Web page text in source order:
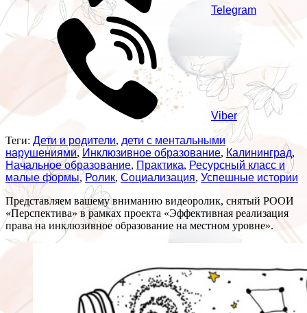
Telegram
Viber
Теги: Дети и родители, дети с ментальными
нарушениями, Инклюзивное образование, Калининград,
Начальное образование, Практика, Ресурсный класс и
малые формы, Ролик, Социализация, Успешные истории
Представляем вашему вниманию видеоролик, снятый РООИ
«Перспектива» в рамках проекта «Эффективная реализация
права на инклюзивное образование на местном уровне».